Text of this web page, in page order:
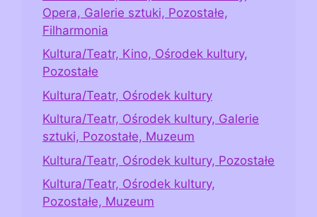
Opera, Galerie sztuki, Pozostałe,
Filharmonia
Kultura/Teatr, Kino, Ośrodek kultury,
Pozostałe
Kultura/Teatr, Ośrodek kultury
Kultura/Teatr, Ośrodek kultury, Galerie
sztuki, Pozostałe, Muzeum
Kultura/Teatr, Ośrodek kultury, Pozostałe
Kultura/Teatr, Ośrodek kultury,
Pozostałe, Muzeum